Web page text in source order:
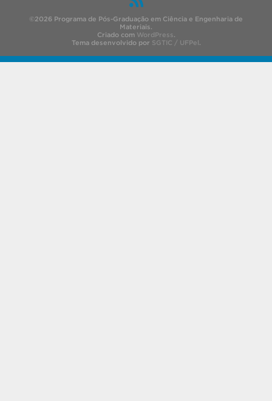
©2026 Programa de Pós-Graduação em Ciência e Engenharia de
Materiais.
Criado com WordPress.
Tema desenvolvido por SGTIC / UFPel.